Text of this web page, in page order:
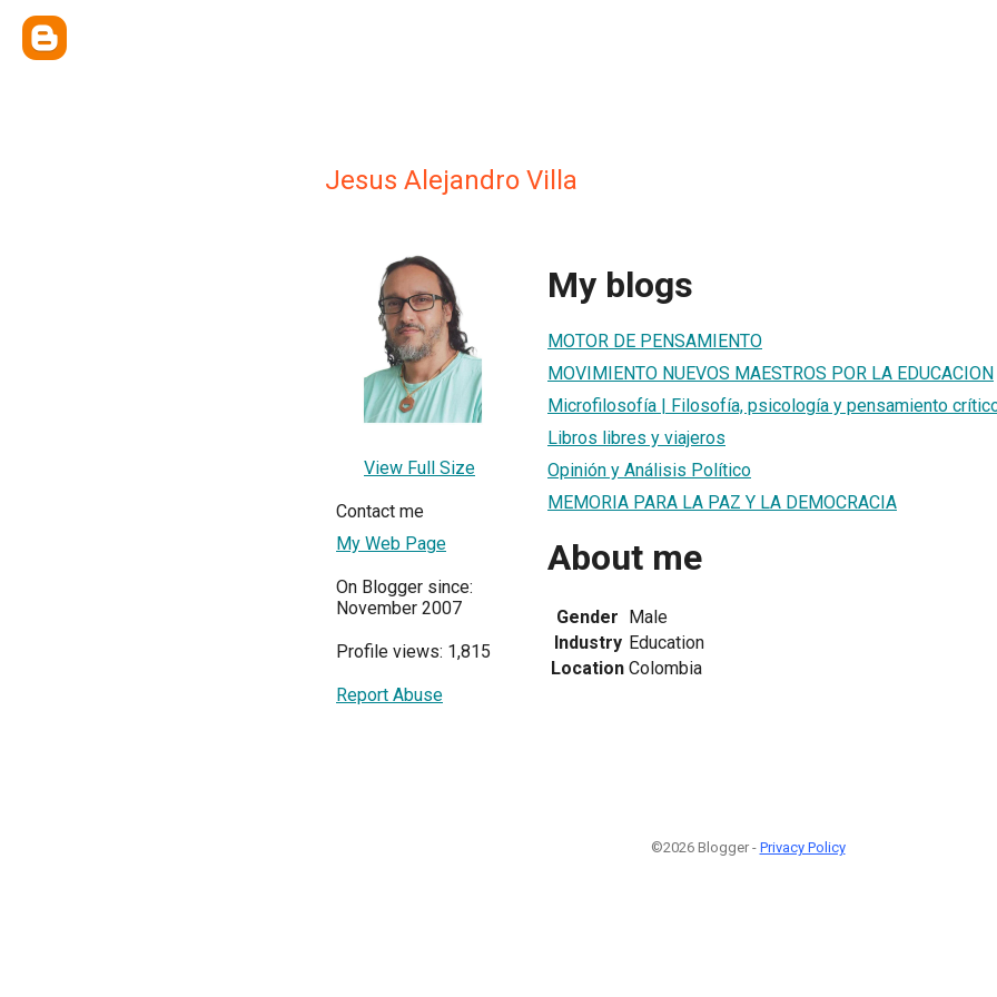
Jesus Alejandro Villa
View Full Size
Contact me
My Web Page
On Blogger since:
November 2007
Profile views: 1,815
Report Abuse
My blogs
MOTOR DE PENSAMIENTO
MOVIMIENTO NUEVOS MAESTROS POR LA EDUCACION
Microfilosofía | Filosofía, psicología y pensamiento
Libros libres y viajeros
Opinión y Análisis Político
MEMORIA PARA LA PAZ Y LA DEMOCRACIA
About me
Gender Male
Industry Education
Location Colombia
©2026 Blogger - Privacy Policy